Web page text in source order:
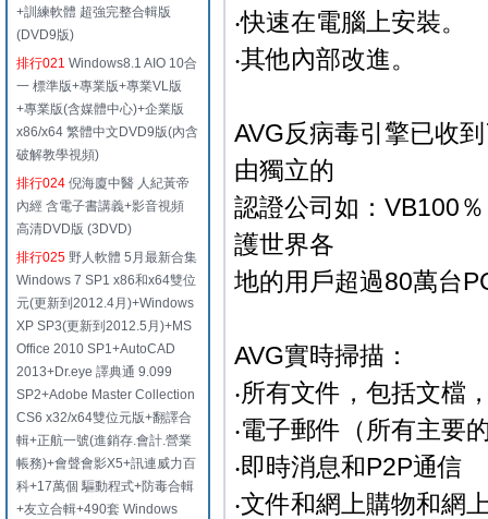
+訓練軟體 超強完整合輯版
(DVD9版)
排行021 Windows8.1 AIO 10合
一 標準版+專業版+專業VL版
+專業版(含媒體中心)+企業版
x86/x64 繁體中文DVD9版(內含
破解教學視頻)
排行024 倪海廈中醫 人紀黃帝
內經 含電子書講義+影音視頻
高清DVD版 (3DVD)
排行025 野人軟體 5月最新合集
Windows 7 SP1 x86和x64雙位
元(更新到2012.4月)+Windows
XP SP3(更新到2012.5月)+MS
Office 2010 SP1+AutoCAD
2013+Dr.eye 譯典通 9.099
SP2+Adobe Master Collection
CS6 x32/x64雙位元版+翻譯合
輯+正航一號(進銷存.會計.營業
帳務)+會聲會影X5+訊連威力百
科+17萬個 驅動程式+防毒合輯
+友立合輯+490套 Windows
‧快速在電腦上安裝。
‧其他內部改進。
AVG反病毒引擎已收
由獨立的
認證公司如：VB100
護世界各
地的用戶超過80萬台
AVG實時掃描：
‧所有文件，包括文檔
‧電子郵件（所有主要
‧即時消息和P2P通信
‧文件和網上購物和網